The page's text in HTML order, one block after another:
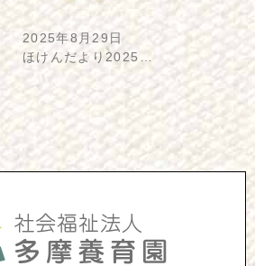
2025年8月29日
ほけんだより2025…